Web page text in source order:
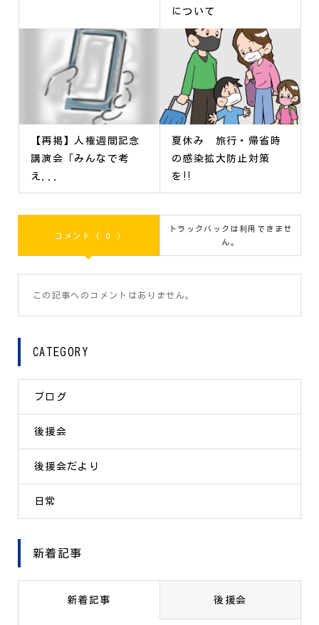
について
【再掲】人権週間記念
講演会「みんなで考
え...
夏休み 旅行・帰省時
の感染拡大防止対策
を‼
コメント ( 0 )
トラックバックは利用できませ
ん。
この記事へのコメントはありません。
CATEGORY
ブログ
後援会
後援会だより
日常
新着記事
新着記事 後援会